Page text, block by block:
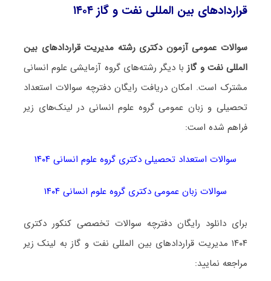
قراردادهای بین المللی نفت و گاز ۱۴۰۴
سوالات عمومی آزمون دکتری رشته مدیریت قراردادهای بین
المللی نفت و گازبا دیگر رشته‌های گروه آزمایشی علوم انسانی
مشترک است. امکان دریافت رایگان دفترچه سوالات استعداد
تحصیلی و زبان عمومی گروه علوم انسانی در لینک‌های زیر
فراهم شده است:
سوالات استعداد تحصیلی دکتری گروه علوم انسانی ۱۴۰۴
سوالات زبان عمومی دکتری گروه علوم انسانی ۱۴۰۴
برای دانلود رایگان دفترچه سوالات تخصصی کنکور دکتری
۱۴۰۴ مدیریت قراردادهای بین المللی نفت و گاز به لینک زیر
مراجعه نمایید: